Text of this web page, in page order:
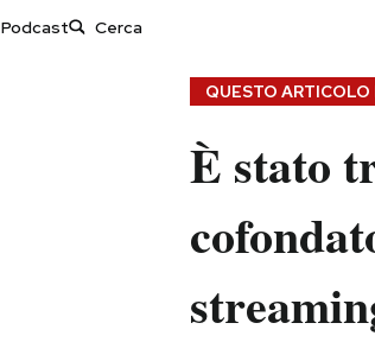
Podcast
Storie/Idee
QUESTO ARTICOLO
È stato